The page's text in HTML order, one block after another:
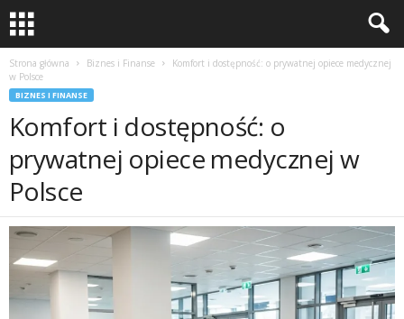
Strona główna Biznes i Finanse
Komfort i dostępność: o prywatnej opiece medycznej
w Polsce
BIZNES I FINANSE
Komfort i dostępność: o
prywatnej opiece medycznej w
Polsce